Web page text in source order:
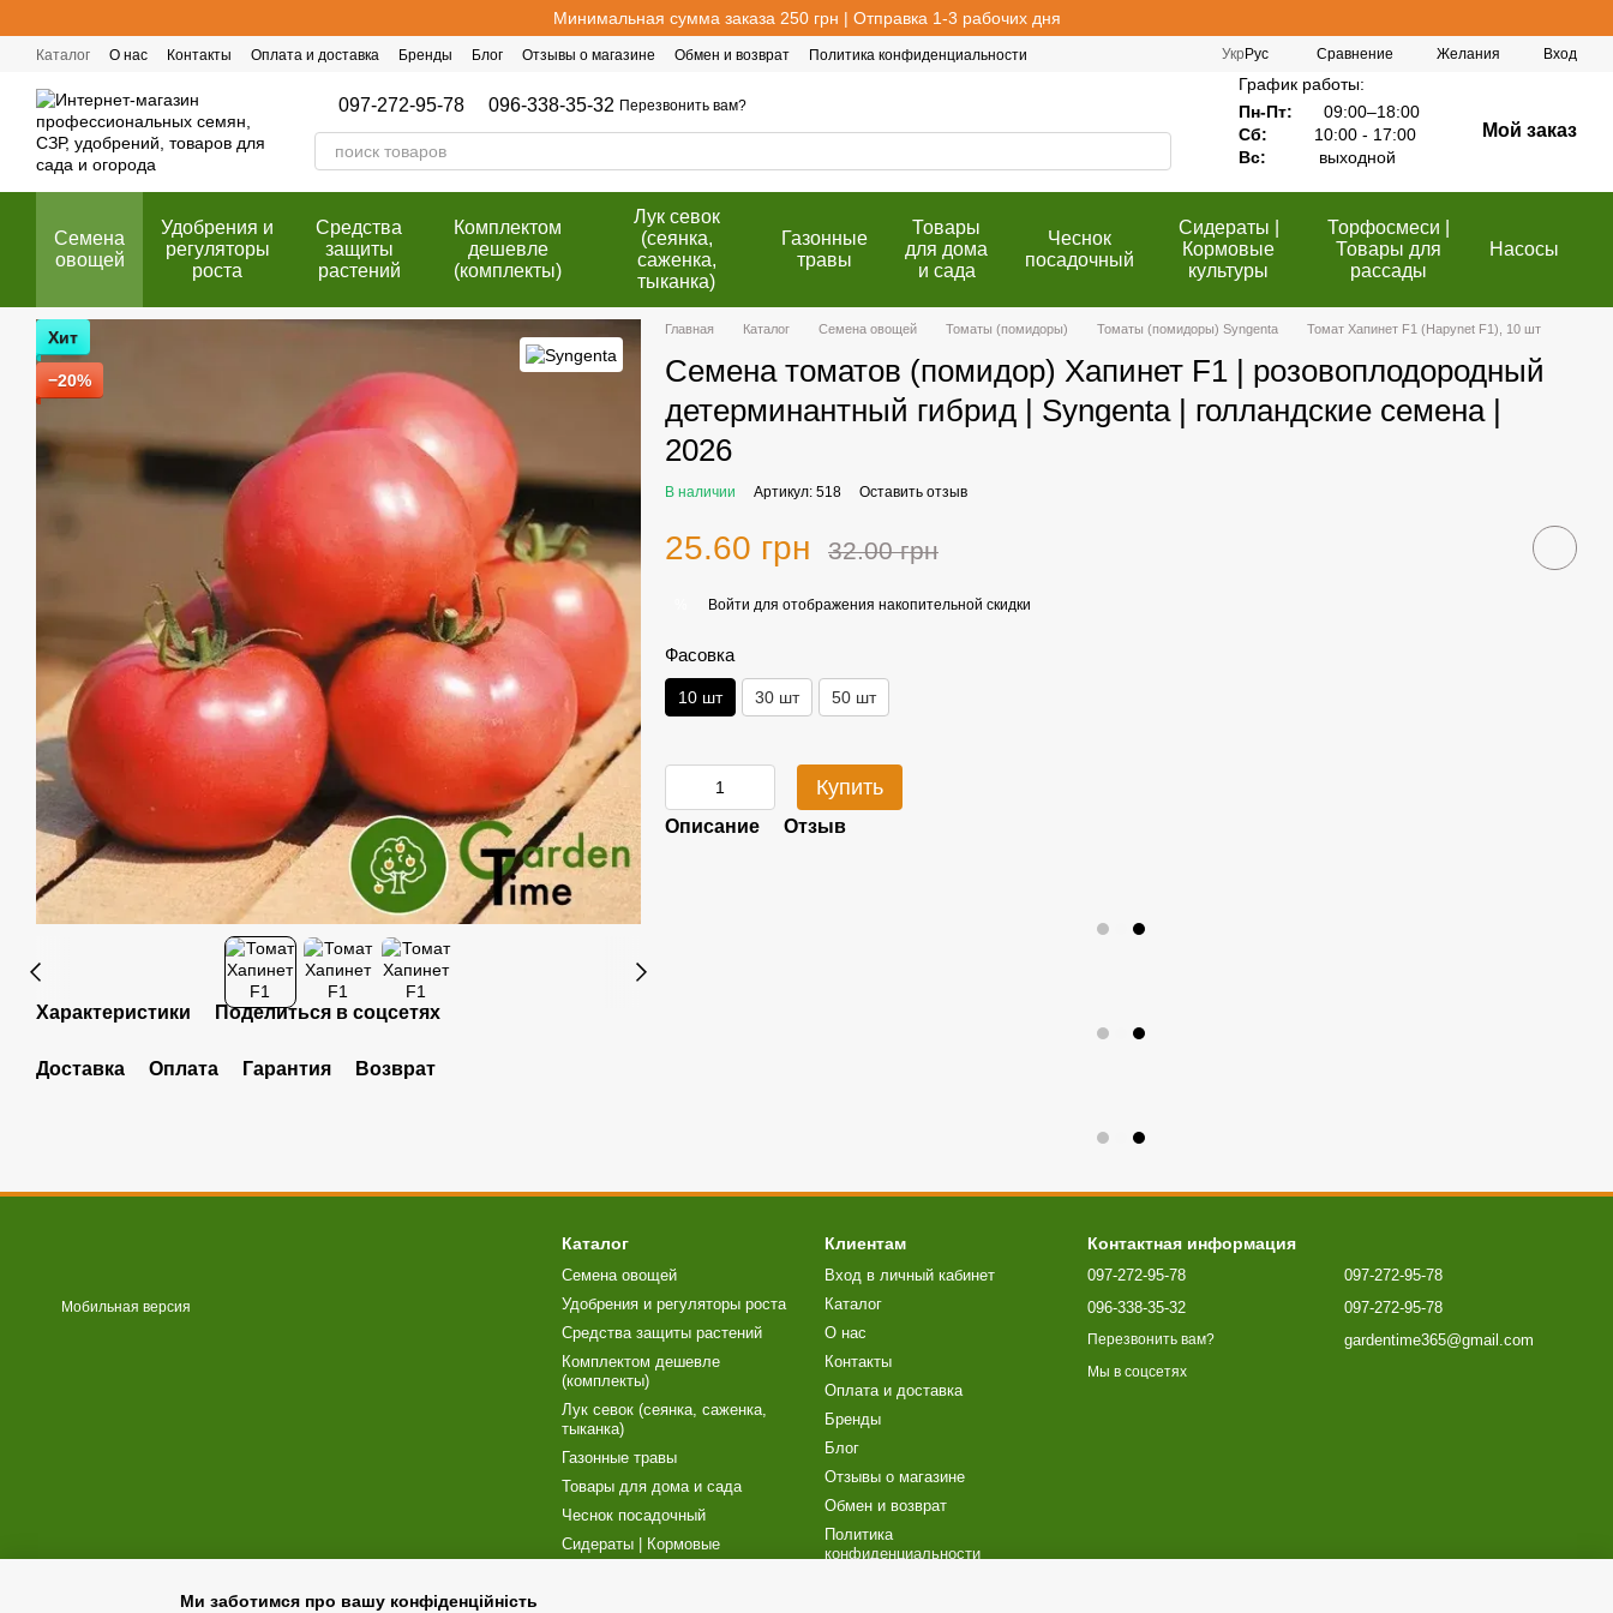
Минимальная сумма заказа 250 грн | Отправка 1-3 рабочих дня
Каталог О нас Контакты Оплата и доставка Бренды Блог Отзывы о магазине Обмен и возврат
Политика конфиденциальности
Укр Рус Сравнение Желания Вход
097-272-95-78 096-338-35-32 Перезвонить вам?
График работы:
Пн-Пт:
09:00–18:00
Сб:
10:00 - 17:00
Вс:
выходной
Мой заказ
Семена
овощей
Удобрения и
регуляторы
роста
Cредства
защиты
растений
Комплектом
дешевле
(комплекты)
Лук севок
(сеянка,
саженка,
тыканка)
Газонные
травы
Товары
для дома
и сада
Чеснок
посадочный
Сидераты |
Кормовые
культуры
Торфосмеси |
Товары для
рассады
Насосы
Хит
−20%
Характеристики Поделиться в соцсетях
Доставка Оплата Гарантия Возврат
Главная Каталог Семена овощей Томаты (помидоры) Томаты (помидоры) Syngenta Томат Хапинет F1 (Hapynet F1), 10 шт
Семена томатов (помидор) Хапинет F1 | розовоплодородный
детерминантный гибрид | Syngenta | голландские семена |
2026
В наличии Артикул: 518 Оставить отзыв
25.60 грн 32.00 грн
Войти для отображения накопительной скидки
Фасовка
10 шт 30 шт 50 шт
Купить
Описание Отзыв
Мобильная версия
Каталог
Семена овощей
Удобрения и регуляторы роста
Cредства защиты растений
Комплектом дешевле
(комплекты)
Лук севок (сеянка, саженка,
тыканка)
Газонные травы
Товары для дома и сада
Чеснок посадочный
Сидераты | Кормовые
культуры
Клиентам
Вход в личный кабинет
Каталог
О нас
Контакты
Оплата и доставка
Бренды
Блог
Отзывы о магазине
Обмен и возврат
Политика
конфиденциальности
Контактная информация
097-272-95-78
096-338-35-32
Перезвонить вам?
097-272-95-78
097-272-95-78
gardentime365@gmail.com
Мы в соцсетях
Ми заботимся про вашу конфіденційність